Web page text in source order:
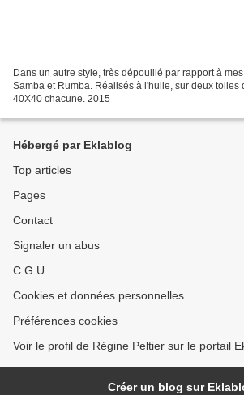
Dans un autre style, très dépouillé par rapport à
Samba et Rumba. Réalisés à l'huile, sur deux toiles
40X40 chacune. 2015
Hébergé par Eklablog
Top articles
Pages
Contact
Signaler un abus
C.G.U.
Cookies et données personnelles
Préférences cookies
Voir le profil de Régine Peltier sur le portail
Créer un blog sur